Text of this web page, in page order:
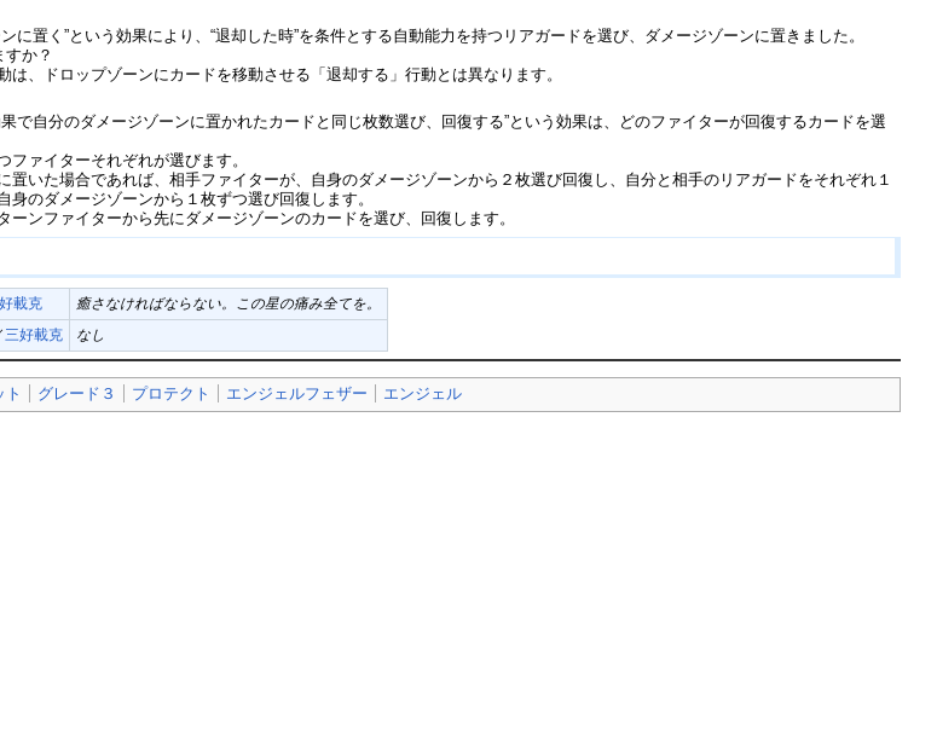
に置く”という効果により、“退却した時”を条件とする自動能力を持つリアガードを選び、ダメージゾーンに置きました。
すか？
、ドロップゾーンにカードを移動させる「退却する」行動とは異なります。
で自分のダメージゾーンに置かれたカードと同じ枚数選び、回復する”という効果は、どのファイターが回復するカードを選
ァイターそれぞれが選びます。
いた場合であれば、相手ファイターが、自身のダメージゾーンから２枚選び回復し、自分と相手のリアガードをそれぞれ１
のダメージゾーンから１枚ずつ選び回復します。
ンファイターから先にダメージゾーンのカードを選び、回復します。
載克
癒さなければならない。この星の痛み全てを。
三好載克 なし
ト グレード３ プロテクト エンジェルフェザー エンジェル